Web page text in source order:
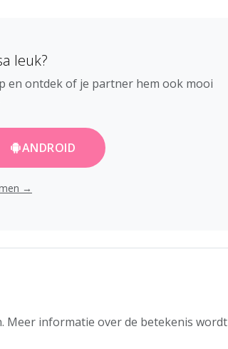
leuk?
en ontdek of je partner hem ook mooi
ANDROID
→
Meer informatie over de betekenis wordt